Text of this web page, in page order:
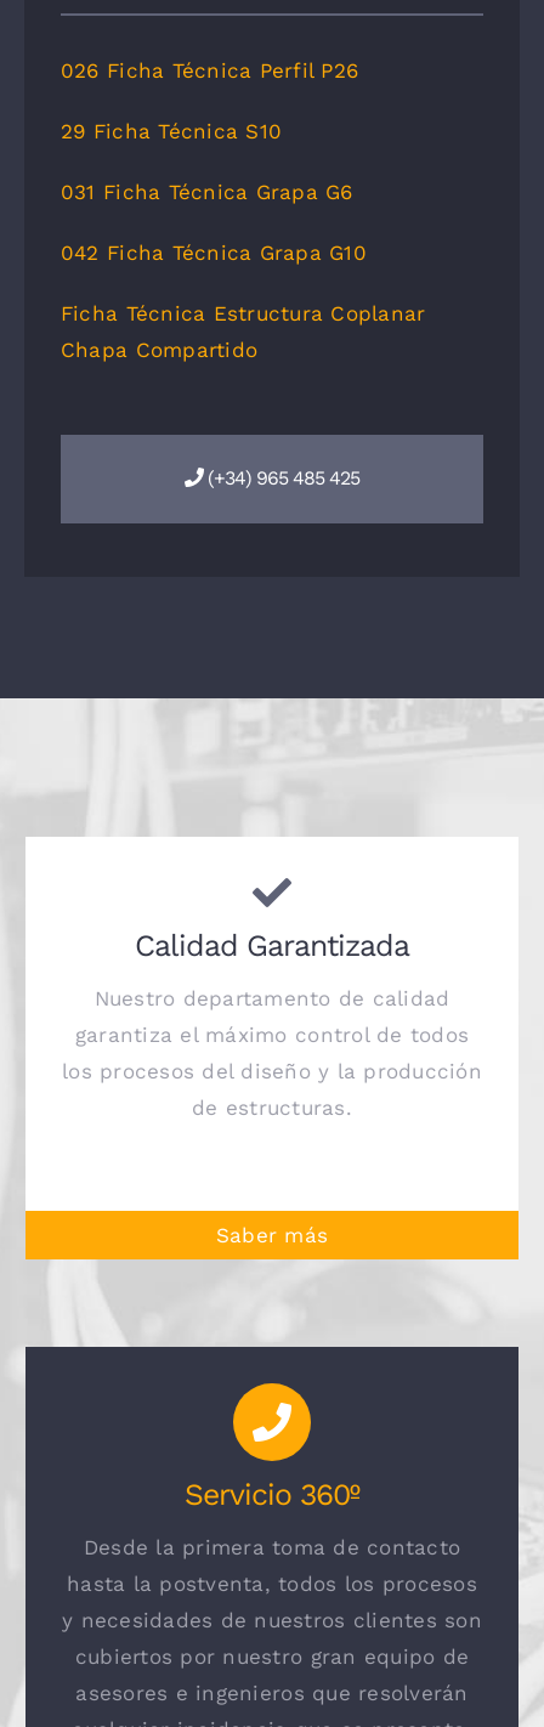
026 Ficha Técnica Perfil P26
29 Ficha Técnica S10
031 Ficha Técnica Grapa G6
042 Ficha Técnica Grapa G10
Ficha Técnica Estructura Coplanar
Chapa Compartido
(+34) 965 485 425
Calidad Garantizada
Nuestro departamento de calidad
garantiza el máximo control de todos
los procesos del diseño y la producción
de estructuras.
Saber más
Servicio 360º
Desde la primera toma de contacto
hasta la postventa, todos los procesos
y necesidades de nuestros clientes son
cubiertos por nuestro gran equipo de
asesores e ingenieros que resolverán